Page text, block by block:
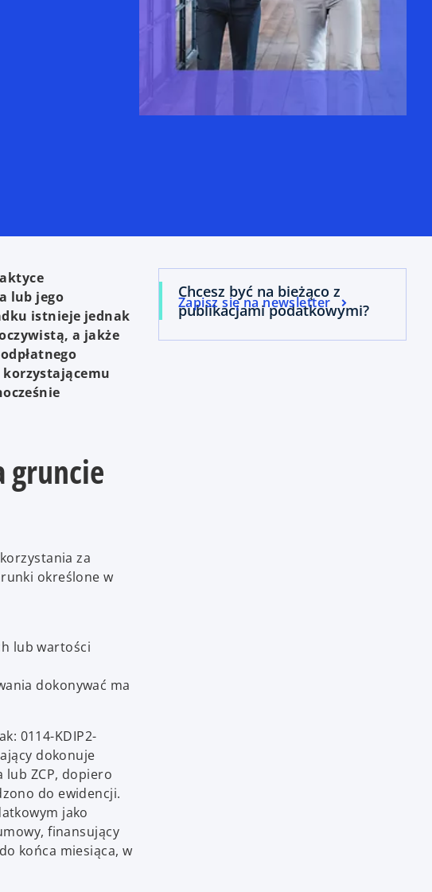
lub jego
istnieje jednak
a jakże
gruncie
za
określone w
lub wartości
dokonywać ma
0114-KDIP2-
dokonuje
ZCP, dopiero
do ewidencji.
jako
finansujący
końca miesiąca, w
Chcesz być na bieżąco z
publikacjami podatkowymi?
Zapisz się na newsletter